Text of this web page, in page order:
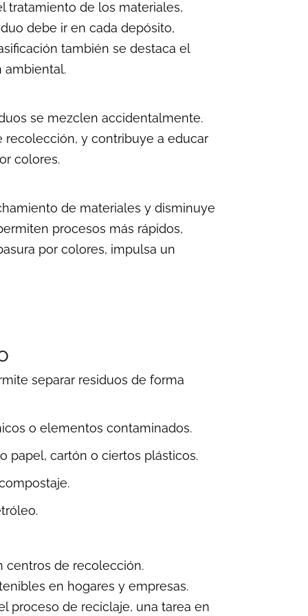
tratamiento de los materiales,
debe ir en cada depósito,
también se destaca el
ambiental.
se mezclen accidentalmente.
recolección, y contribuye a educar
colores.
de materiales y disminuye
procesos más rápidos,
por colores, impulsa un
separar residuos de forma
o elementos contaminados.
papel, cartón o ciertos plásticos.
centros de recolección.
en hogares y empresas.
proceso de reciclaje, una tarea en